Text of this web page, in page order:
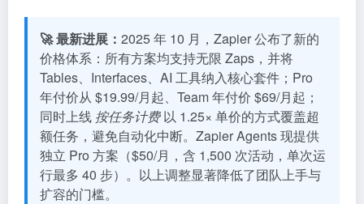
🚀 最新进展： 2025 年 10 月，Zapier 公布了新的
价格体系：所有方案均支持无限 Zaps，并将
Tables、Interfaces、AI 工具纳入核心套件；Pro
年付价从 $19.99/月起、Team 年付价 $69/月起；
同时上线 按任务计费以 1.25× 单价的方式覆盖超
额任务，避免自动化中断。Zapier Agents 现提供
独立 Pro 方案（$50/月，含 1,500 次活动，单次运
行最多 40 步）。以上调整显著降低了团队上手与
扩容的门槛。